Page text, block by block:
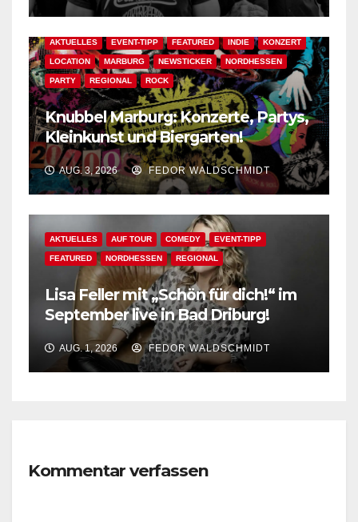
AKTUELLES EVENT-TIPP FEATURED INDIE KONZERT
LOCATION MARBURG NEWSTICKER NORDHESSEN
PARTY REGIONAL ROCK
Knubbel Marburg: Konzerte, Partys,
Kleinkunst und Biergarten!
AUG. 3, 2026 FEDOR WALDSCHMIDT
AKTUELLES AUF TOUR COMEDY EVENT-TIPP
FEATURED NORDHESSEN REGIONAL
Lisa Feller mit „Schön für dich!“ im
September live in Bad Driburg!
AUG. 1, 2026 FEDOR WALDSCHMIDT
Kommentar verfassen